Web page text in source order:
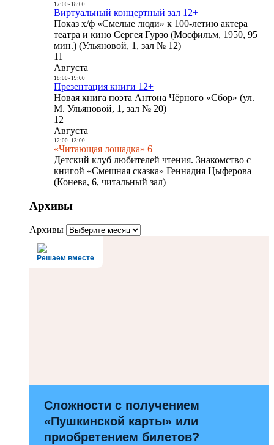
17:00- 18:00
Виртуальный концертный зал 12+
Показ х/ф «Смелые люди» к 100-летию актера
театра и кино Сергея Гурзо (Мосфильм, 1950, 95
мин.) (Ульяновой, 1, зал № 12)
11
Августа
18:00- 19:00
Презентация книги 12+
Новая книга поэта Антона Чёрного «Сбор» (ул.
М. Ульяновой, 1, зал № 20)
12
Августа
12:00- 13:00
«Читающая лошадка» 6+
Детский клуб любителей чтения. Знакомство с
книгой «Смешная сказка» Геннадия Цыферова
(Конева, 6, читальный зал)
Архивы
Архивы
Решаем вместе
Сложности с получением
«Пушкинской карты» или
приобретением билетов?